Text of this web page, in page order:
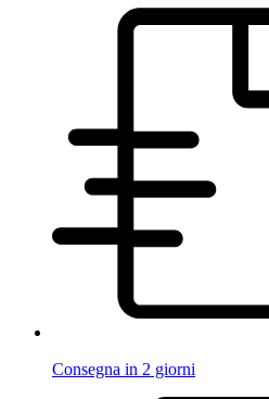
Consegna in 2 giorni